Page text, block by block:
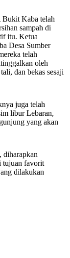
Bukit Kaba telah
sampah di
itu. Ketua
Desa Sumber
telah
oleh
dan bekas sesaji
juga telah
libur Lebaran,
yang akan
diharapkan
tujuan favorit
dilakukan